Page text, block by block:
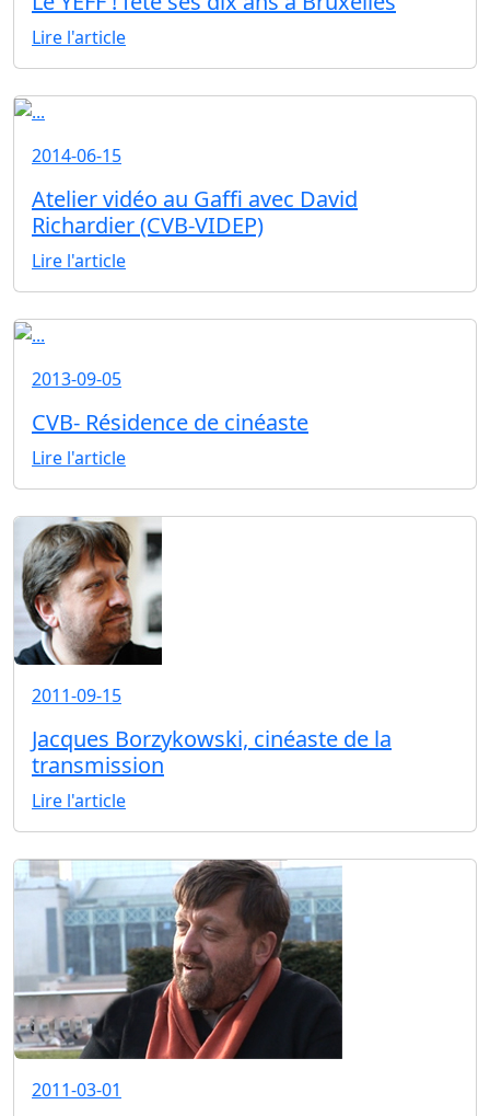
Lire l'article
2014-06-15
Atelier vidéo au Gaffi avec David
Richardier (CVB-VIDEP)
Lire l'article
2013-09-05
CVB- Résidence de cinéaste
Lire l'article
2011-09-15
Jacques Borzykowski, cinéaste de la
transmission
Lire l'article
2011-03-01